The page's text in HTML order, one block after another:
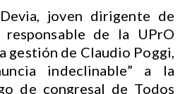
joven dirigente de
de la UPrO
gestión de Claudio Poggi,
indeclinable” a la
de congresal de Todos